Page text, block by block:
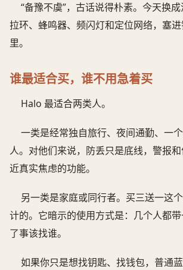
“备豫不虞”，古话说得朴素。今天换
拉环、蜂鸣器、频闪灯和定位网络，塞
里。
谁最适合买，谁不用急着买
Halo 最适合两类人。
一类是经常独自旅行、夜间通勤、一
人。对他们来说，防丢只是底线，警报
近真实焦虑的功能。
另一类是家庭或同行者。买三送一这
计的。它暗示的使用方式是：几个人都
了事该找谁。
如果你只是想找钥匙、找钱包，普通